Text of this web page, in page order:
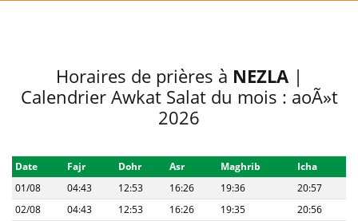
Horaires de prières à NEZLA|
Calendrier Awkat Salat du mois : aoÃ»t
2026
Date Fajr Dohr Asr Maghrib
Icha
01/08
04:43 12:53 16:26 19:36
20:57
02/08
04:43 12:53 16:26 19:35
20:56